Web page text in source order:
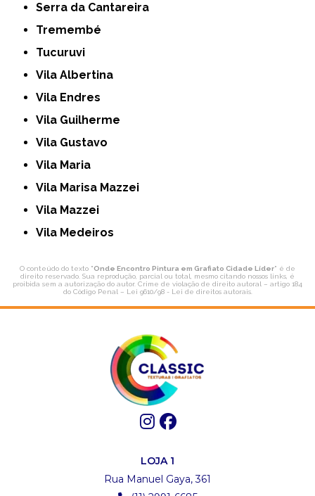
Serra da Cantareira
Tremembé
Tucuruvi
Vila Albertina
Vila Endres
Vila Guilherme
Vila Gustavo
Vila Maria
Vila Marisa Mazzei
Vila Mazzei
Vila Medeiros
O conteúdo do texto "Onde Encontro Pintura em Grafiato Cidade Líder" é de
direito reservado. Sua reprodução, parcial ou total, mesmo citando nossos links, é
proibida sem a autorização do autor. Crime de violação de direito autoral – artigo 184
do Código Penal – Lei 9610/98 - Lei de direitos autorais.
LOJA 1
Rua Manuel Gaya, 361